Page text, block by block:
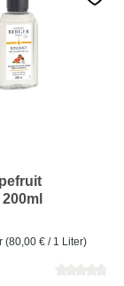
Bewertung
(80,00 € / 1 Liter)